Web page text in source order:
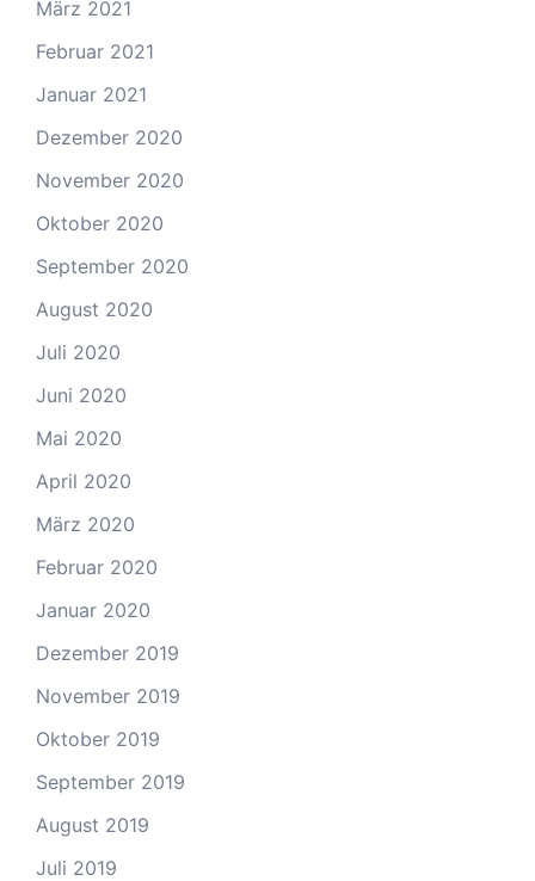
März 2021
Februar 2021
Januar 2021
Dezember 2020
November 2020
Oktober 2020
September 2020
August 2020
Juli 2020
Juni 2020
Mai 2020
April 2020
März 2020
Februar 2020
Januar 2020
Dezember 2019
November 2019
Oktober 2019
September 2019
August 2019
Juli 2019